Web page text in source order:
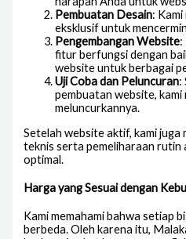
Pembuatan Desain:
eksklusif untuk
Pengembangan Website:
fitur berfungsi dengan
website untuk berbagai
Uji Coba dan Peluncuran:
pembuatan website, kami
meluncurkannya.
Setelah website aktif, kami juga
teknis serta pemeliharaan
optimal.
Harga yang Sesuai dengan
Kami memahami bahwa setiap
berbeda. Oleh karena itu,